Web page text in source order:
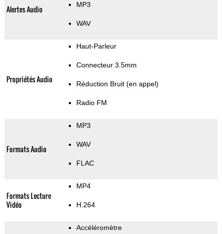
Alertes Audio MP3
WAV
Propriétés Audio
Haut-Parleur
Connecteur 3.5mm
Réduction Bruit (en appel)
Radio FM
Formats Audio
MP3
WAV
FLAC
Formats Lecture
Vidéo
MP4
H.264
Accéléromètre